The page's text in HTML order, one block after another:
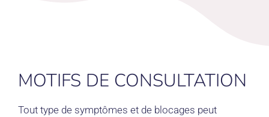
MOTIFS DE CONSULTATION
Tout type de symptômes et de blocages peut